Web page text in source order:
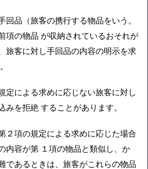
品（旅客の携行する物品をいう。
項の物品 が収納されているおそれが
旅客に対し手回品の内容の明示を求
定による求めに応じない旅客に対し
みを拒絶 することがあります。
２項の規定による求めに応じた場合
内容が第 １項の物品と類似し、か
であるときは、旅客がこれらの物品